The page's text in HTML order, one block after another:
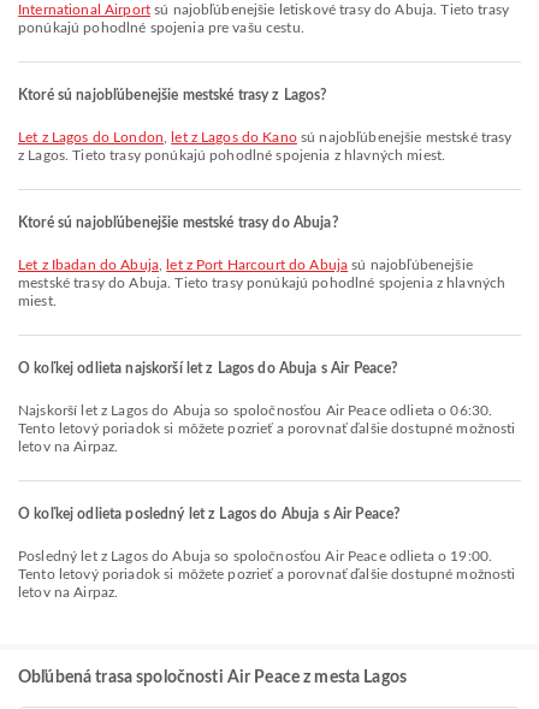
International Airportsú najobľúbenejšie letiskové trasy do Abuja. Tieto trasy
ponúkajú pohodlné spojenia pre vašu cestu.
Ktoré sú najobľúbenejšie mestské trasy z Lagos?
let z Lagos do London let z Lagos do Kanosú najobľúbenejšie mestské trasy
z Lagos. Tieto trasy ponúkajú pohodlné spojenia z hlavných miest.
Ktoré sú najobľúbenejšie mestské trasy do Abuja?
let z Ibadan do Abuja, let z Port Harcourt do Abuja sú najobľúbenejšie
mestské trasy do Abuja. Tieto trasy ponúkajú pohodlné spojenia z hlavných
miest.
O koľkej odlieta najskorší let z Lagos do Abuja s Air Peace?
Najskorší let z Lagos do Abuja so spoločnosťou Air Peace odlieta o 06:30.
Tento letový poriadok si môžete pozrieť a porovnať ďalšie dostupné možnosti
letov na Airpaz.
O koľkej odlieta posledný let z Lagos do Abuja s Air Peace?
Posledný let z Lagos do Abuja so spoločnosťou Air Peace odlieta o 19:00.
Tento letový poriadok si môžete pozrieť a porovnať ďalšie dostupné možnosti
letov na Airpaz.
Obľúbená trasa spoločnosti Air Peace z mesta Lagos